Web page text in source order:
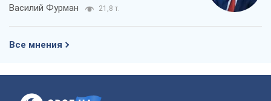
Василий Фурман 21,8 т.
Все мнения